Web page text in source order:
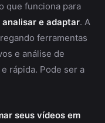
que funciona para
e adaptar. A
ferramentas
e análise de
rápida. Pode ser a
seus vídeos em